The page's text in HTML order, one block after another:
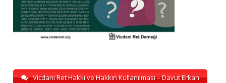
Vicdani Ret Hakkı ve Hakkın Kullanılması – Davut Erkan